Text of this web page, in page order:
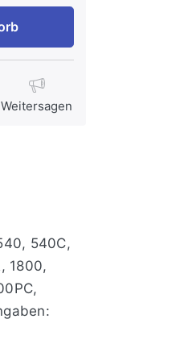
Weitersagen
540C,
1800,